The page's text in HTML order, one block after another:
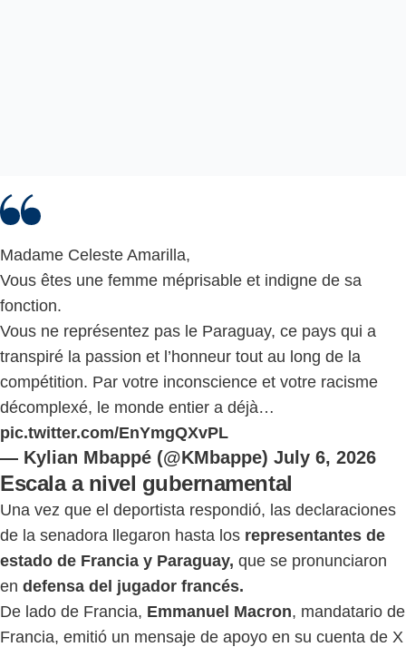
Madame Celeste Amarilla,
Vous êtes une femme méprisable et indigne de sa
fonction.
Vous ne représentez pas le Paraguay, ce pays qui a
transpiré la passion et l’honneur tout au long de la
compétition. Par votre inconscience et votre racisme
décomplexé, le monde entier a déjà…
pic.twitter.com/EnYmgQXvPL
— Kylian Mbappé (@KMbappe) July 6, 2026
Escala a nivel gubernamental
Una vez que el deportista respondió, las declaraciones
de la senadora llegaron hasta los representantes de
estado de Francia y Paraguay, que se pronunciaron
en defensa del jugador francés.
De lado de Francia, Emmanuel Macron, mandatario de
Francia, emitió un mensaje de apoyo en su cuenta de X